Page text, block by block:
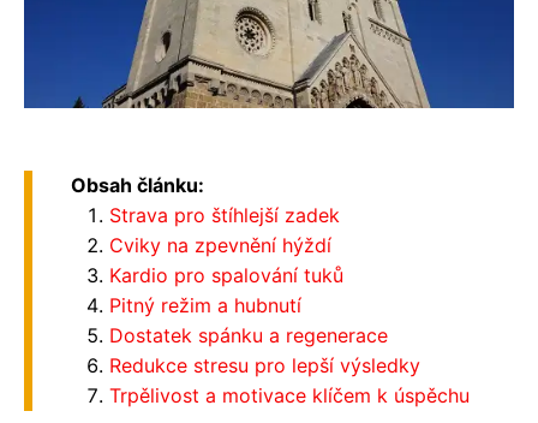
Obsah článku:
Strava pro štíhlejší zadek
Cviky na zpevnění hýždí
Kardio pro spalování tuků
Pitný režim a hubnutí
Dostatek spánku a regenerace
Redukce stresu pro lepší výsledky
Trpělivost a motivace klíčem k úspěchu